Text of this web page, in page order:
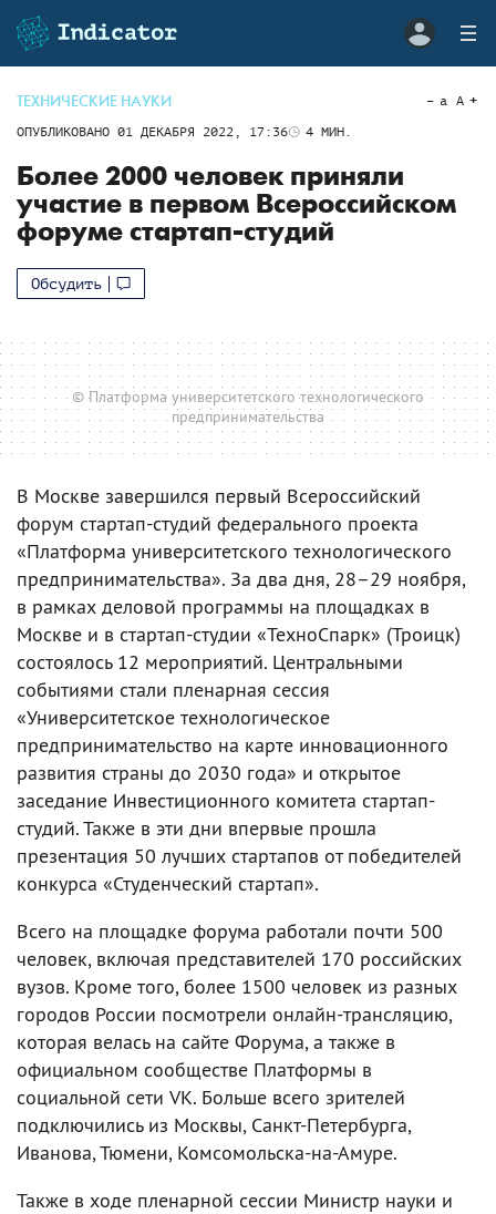
ТЕХНИЧЕСКИЕ НАУКИ
ОПУБЛИКОВАНО 01 ДЕКАБРЯ 2022, 17:36 4 МИН.
a A
Более 2000 человек приняли
участие в первом Всероссийском
форуме стартап-студий
Обсудить
© Платформа университетского технологического
предпринимательства
В Москве завершился первый Всероссийский
форум стартап-студий федерального проекта
«Платформа университетского технологического
предпринимательства». За два дня, 28–29 ноября,
в рамках деловой программы на площадках в
Москве и в стартап-студии «ТехноСпарк» (Троицк)
состоялось 12 мероприятий. Центральными
событиями стали пленарная сессия
«Университетское технологическое
предпринимательство на карте инновационного
развития страны до 2030 года» и открытое
заседание Инвестиционного комитета стартап-
студий. Также в эти дни впервые прошла
презентация 50 лучших стартапов от победителей
конкурса «Студенческий стартап».
Всего на площадке форума работали почти 500
человек, включая представителей 170 российских
вузов. Кроме того, более 1500 человек из разных
городов России посмотрели онлайн-трансляцию,
которая велась на сайте Форума, а также в
официальном сообществе Платформы в
социальной сети VK. Больше всего зрителей
подключились из Москвы, Санкт-Петербурга,
Иванова, Тюмени, Комсомольска-на-Амуре.
Также в ходе пленарной сессии Министр науки и